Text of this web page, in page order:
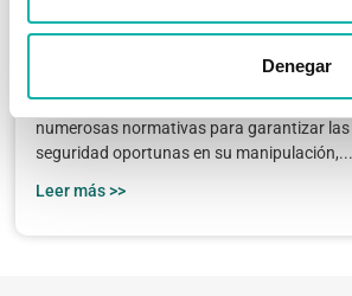
Denegar
General / Publicado el11 enero, 2021
experimentado durante la pandemia por la
producto químico peligroso y, como tal,
numerosas normativas para garantizar
seguridad oportunas en su manipulación,...
Leer más >>